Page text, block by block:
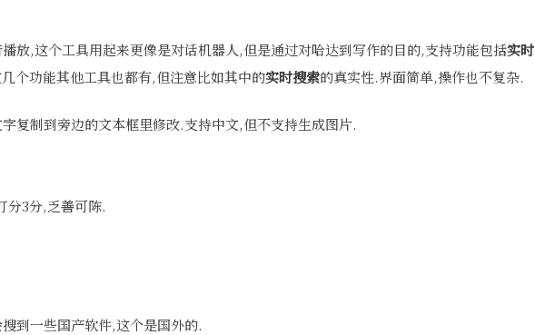
放,这个工具用起来更像是对话机器人,但是通过对哈达到写作的目的,支持功能包括实时
个功能其他工具也都有,但注意比如其中的实时搜索的真实性.界面简单,操作也不复杂.
复制到旁边的文本框里修改.支持中文,但不支持生成图片.
分3分,乏善可陈.
到一些国产软件,这个是国外的.